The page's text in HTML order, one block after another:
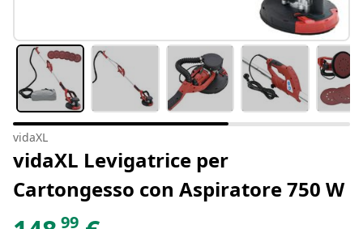
vidaXL
vidaXL Levigatrice per
Cartongesso con Aspiratore 750 W
99